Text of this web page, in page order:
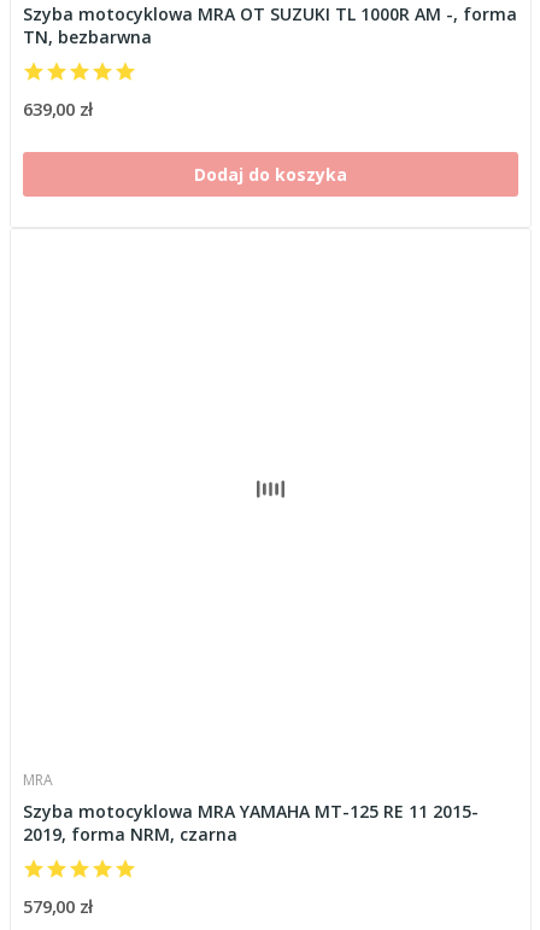
Szyba motocyklowa MRA OT SUZUKI TL 1000R AM -, forma
TN, bezbarwna
639,00 zł
Dodaj do koszyka
MRA
Szyba motocyklowa MRA YAMAHA MT-125 RE 11 2015-
2019, forma NRM, czarna
579,00 zł